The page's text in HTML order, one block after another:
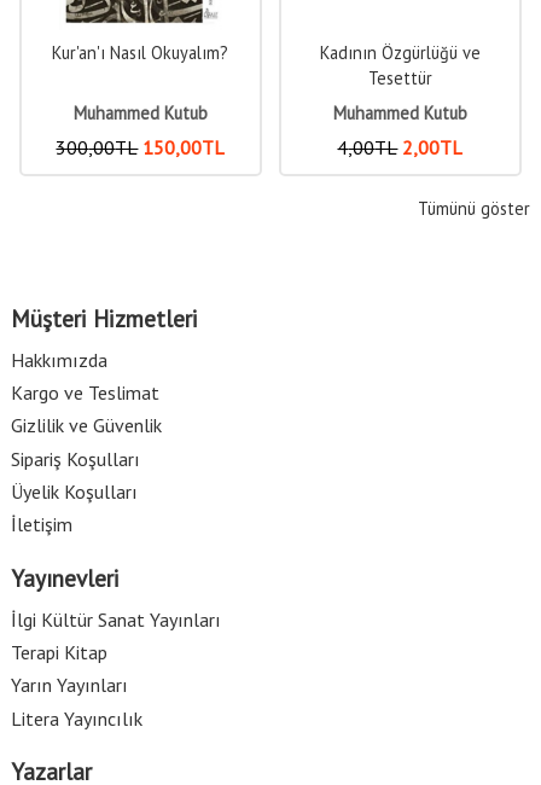
Kur'an'ı Nasıl Okuyalım?
Muhammed Kutub
300,00TL 150,00TL
Kadının Özgürlüğü ve
Tesettür
Muhammed Kutub
4,00TL 2,00TL
Tümünü göster
Müşteri Hizmetleri
Hakkımızda
Kargo ve Teslimat
Gizlilik ve Güvenlik
Sipariş Koşulları
Üyelik Koşulları
İletişim
Yayınevleri
İlgi Kültür Sanat Yayınları
Terapi Kitap
Yarın Yayınları
Litera Yayıncılık
Yazarlar